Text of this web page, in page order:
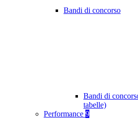
Bandi di concorso
Bandi di
tabelle)
Performance 9